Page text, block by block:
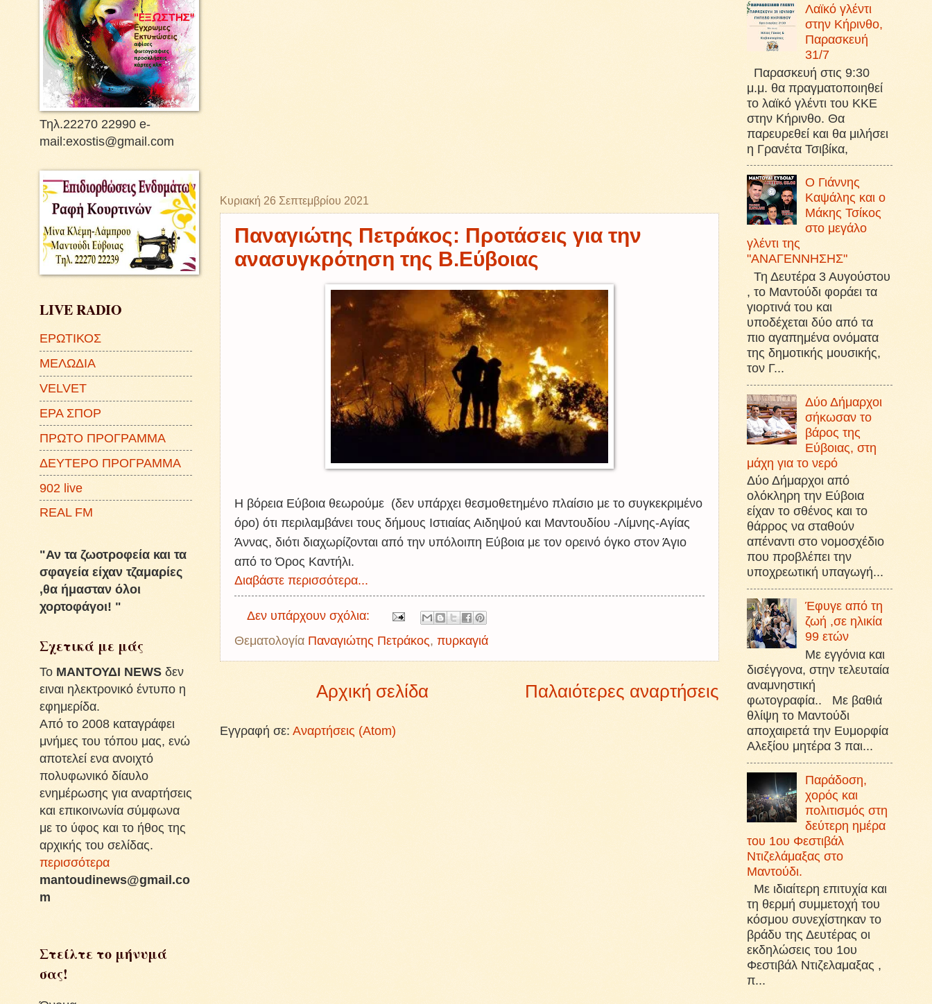
Κυριακή 26 Σεπτεμβρίου 2021
Παναγιώτης Πετράκος: Προτάσεις για την
ανασυγκρότηση της Β.Εύβοιας
Η βόρεια Εύβοια θεωρούμε (δεν υπάρχει θεσμοθετημένο πλαίσιο με το συγκεκριμένο
όρο) ότι περιλαμβάνει τους δήμους Ιστιαίας Αιδηψού και Μαντουδίου -Λίμνης-Αγίας
Άννας, διότι διαχωρίζονται από την υπόλοιπη Εύβοια με τον ορεινό όγκο στον Άγιο
από το Όρος Καντήλι.
Διαβάστε περισσότερα...
Δεν υπάρχουν σχόλια:
Θεματολογία Παναγιώτης Πετράκος, πυρκαγιά
Παλαιότερες αναρτήσεις
Αρχική σελίδα
Εγγραφή σε: Αναρτήσεις (Atom)
Τηλ.22270 22990 e-
mail:exostis@gmail.com
LIVE RADIO
ΕΡΩΤΙΚΟΣ
ΜΕΛΩΔΙΑ
VELVET
ΕΡΑ ΣΠΟΡ
ΠΡΩΤΟ ΠΡΟΓΡΑΜΜΑ
ΔΕΥΤΕΡΟ ΠΡΟΓΡΑΜΜΑ
902 live
REAL FM
"Αν τα ζωοτροφεία και τα
σφαγεία είχαν τζαμαρίες
,θα ήμασταν όλοι
χορτοφάγοι! "
Σχετικά με μάς
To ΜΑΝΤΟΥΔΙ NEWS δεν
ειναι ηλεκτρονικό έντυπο η
εφημερίδα.
Από το 2008 καταγράφει
μνήμες του τόπου μας, ενώ
αποτελεί ενα ανοιχτό
πολυφωνικό δίαυλο
ενημέρωσης για αναρτήσεις
και επικοινωνία σύμφωνα
με το ύφος και το ήθος της
αρχικής του σελίδας.
περισσότερα
mantoudinews@gmail.co
m
Στείλτε το μήνυμά
σας!
Λαϊκό γλέντι
στην Κήρινθο,
Παρασκευή
31/7
Παρασκευή στις 9:30
μ.μ. θα πραγματοποιηθεί
το λαϊκό γλέντι του ΚΚΕ
στην Κήρινθο. Θα
παρευρεθεί και θα μιλήσει
η Γρανέτα Τσιβίκα,
Ο Γιάννης
Καψάλης και ο
Μάκης Τσίκος
στο μεγάλο
γλέντι της
"ΑΝΑΓΕΝΝΗΣΗΣ"
Τη Δευτέρα 3 Αυγούστου
, το Μαντούδι φοράει τα
γιορτινά του και
υποδέχεται δύο από τα
πιο αγαπημένα ονόματα
της δημοτικής μουσικής,
τον Γ...
Δύο Δήμαρχοι
σήκωσαν το
βάρος της
Εύβοιας, στη
μάχη για το νερό
Δύο Δήμαρχοι από
ολόκληρη την Εύβοια
είχαν το σθένος και το
θάρρος να σταθούν
απέναντι στο νομοσχέδιο
που προβλέπει την
υποχρεωτική υπαγωγή...
Έφυγε από τη
ζωή ,σε ηλικία
99 ετών
Με εγγόνια και
δισέγγονα, στην τελευταία
αναμνηστική
φωτογραφία.. Με βαθιά
θλίψη το Μαντούδι
αποχαιρετά την Ευμορφία
Αλεξίου μητέρα 3 παι...
Παράδοση,
χορός και
πολιτισμός στη
δεύτερη ημέρα
του 1ου Φεστιβάλ
Ντιζελάμαξας στο
Μαντούδι.
Με ιδιαίτερη επιτυχία και
τη θερμή συμμετοχή του
κόσμου συνεχίστηκαν το
βράδυ της Δευτέρας οι
εκδηλώσεις του 1ου
Φεστιβάλ Ντιζελαμαξας ,
π...